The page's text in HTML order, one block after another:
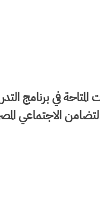
المتاحة في
الاجتماعي